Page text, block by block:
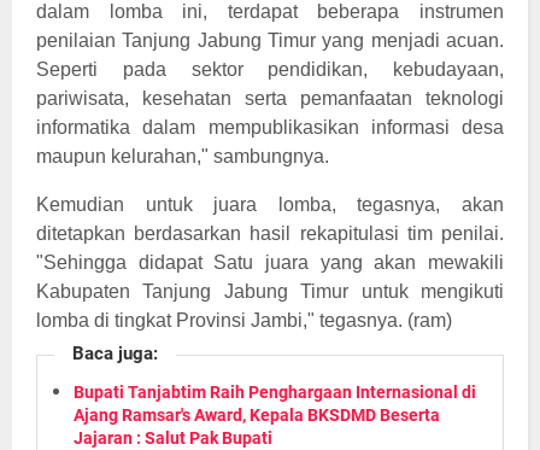
dalam lomba ini, terdapat beberapa instrumen
penilaian Tanjung Jabung Timur yang menjadi acuan.
Seperti pada sektor pendidikan, kebudayaan,
pariwisata, kesehatan serta pemanfaatan teknologi
informatika dalam mempublikasikan informasi desa
maupun kelurahan," sambungnya.
Kemudian untuk juara lomba, tegasnya, akan
ditetapkan berdasarkan hasil rekapitulasi tim penilai.
"Sehingga didapat Satu juara yang akan mewakili
Kabupaten Tanjung Jabung Timur untuk mengikuti
lomba di tingkat Provinsi Jambi," tegasnya. (ram)
Baca juga:
Bupati Tanjabtim Raih Penghargaan Internasional di
Ajang Ramsar's Award, Kepala BKSDMD Beserta
Jajaran : Salut Pak Bupati